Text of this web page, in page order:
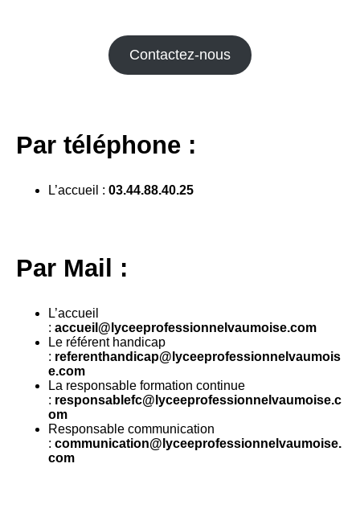
Contactez-nous
Par téléphone :
L’accueil : 03.44.88.40.25
Par Mail :
L’accueil
: accueil@lyceeprofessionnelvaumoise.com
Le référent handicap
: referenthandicap@lyceeprofessionnelvaumois
e.com
La responsable formation continue
: responsablefc@lyceeprofessionnelvaumoise.c
om
Responsable communication
: communication@lyceeprofessionnelvaumoise.
com